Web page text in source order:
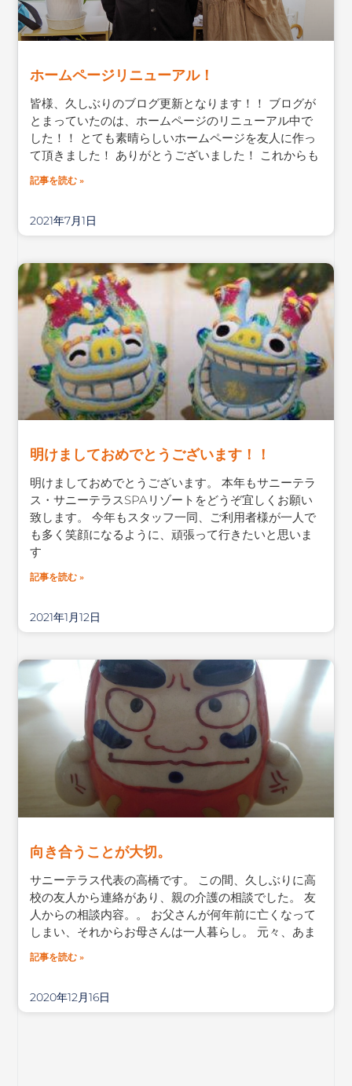
ホームページリニューアル！
皆様、久しぶりのブログ更新となります！！ ブログが
とまっていたのは、ホームページのリニューアル中で
した！！ とても素晴らしいホームページを友人に作っ
て頂きました！ ありがとうございました！ これからも
記事を読む »
2021年7月1日
明けましておめでとうございます！！
明けましておめでとうございます。 本年もサニーテラ
ス・サニーテラスSPAリゾートをどうぞ宜しくお願い
致します。 今年もスタッフ一同、ご利用者様が一人で
も多く笑顔になるように、頑張って行きたいと思いま
す
記事を読む »
2021年1月12日
向き合うことが大切。
サニーテラス代表の高橋です。 この間、久しぶりに高
校の友人から連絡があり、親の介護の相談でした。 友
人からの相談内容。。 お父さんが何年前に亡くなって
しまい、それからお母さんは一人暮らし。 元々、あま
記事を読む »
2020年12月16日